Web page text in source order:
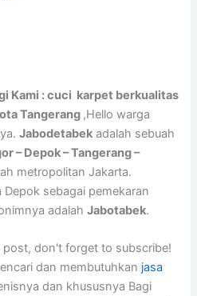
Kami : cuci karpet berkualitas
Tangerang ,Hello warga
Jabodetabek adalah sebuah
– Depok – Tangerang –
metropolitan Jakarta.
sebagai pemekaran
adalahJabotabek.
don't forget to subscribe!
dan membutuhkan jasa
dan khususnya Bagi